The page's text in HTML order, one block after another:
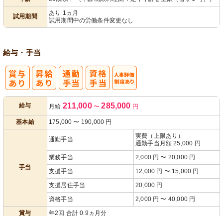
試用期間
あり 1ヵ月
試用期間中の労働条件変更なし
給与・手当
給与 月給 211,000 〜 285,000 円
基本給 175,000 〜 190,000 円
手当
通勤手当
実費（上限あり）
通勤手当月額 25,000 円
業務手当
2,000 円 〜 20,000 円
支援手当
12,000 円 〜 15,000 円
支援居住手当
20,000 円
資格手当
2,000 円 〜 40,000 円
賞与
年2回 合計 0.9ヵ月分